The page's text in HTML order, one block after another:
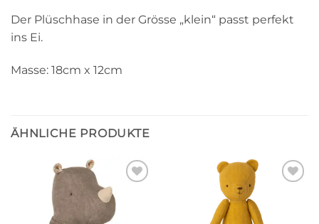
Der Plüschhase in der Grösse „klein“ passt perfekt
ins Ei.
Masse: 18cm x 12cm
ÄHNLICHE PRODUKTE
Auf die
Wunschliste
Wunschliste